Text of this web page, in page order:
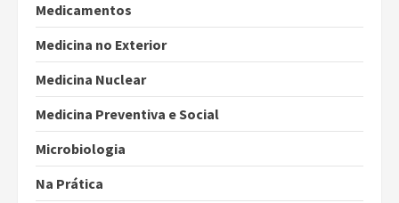
Medicamentos
Medicina no Exterior
Medicina Nuclear
Medicina Preventiva e Social
Microbiologia
Na Prática